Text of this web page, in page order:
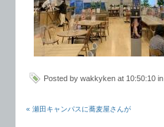
Posted by wakkyken at 10:50:10 in
« 瀬田キャンパスに蕎麦屋さんが